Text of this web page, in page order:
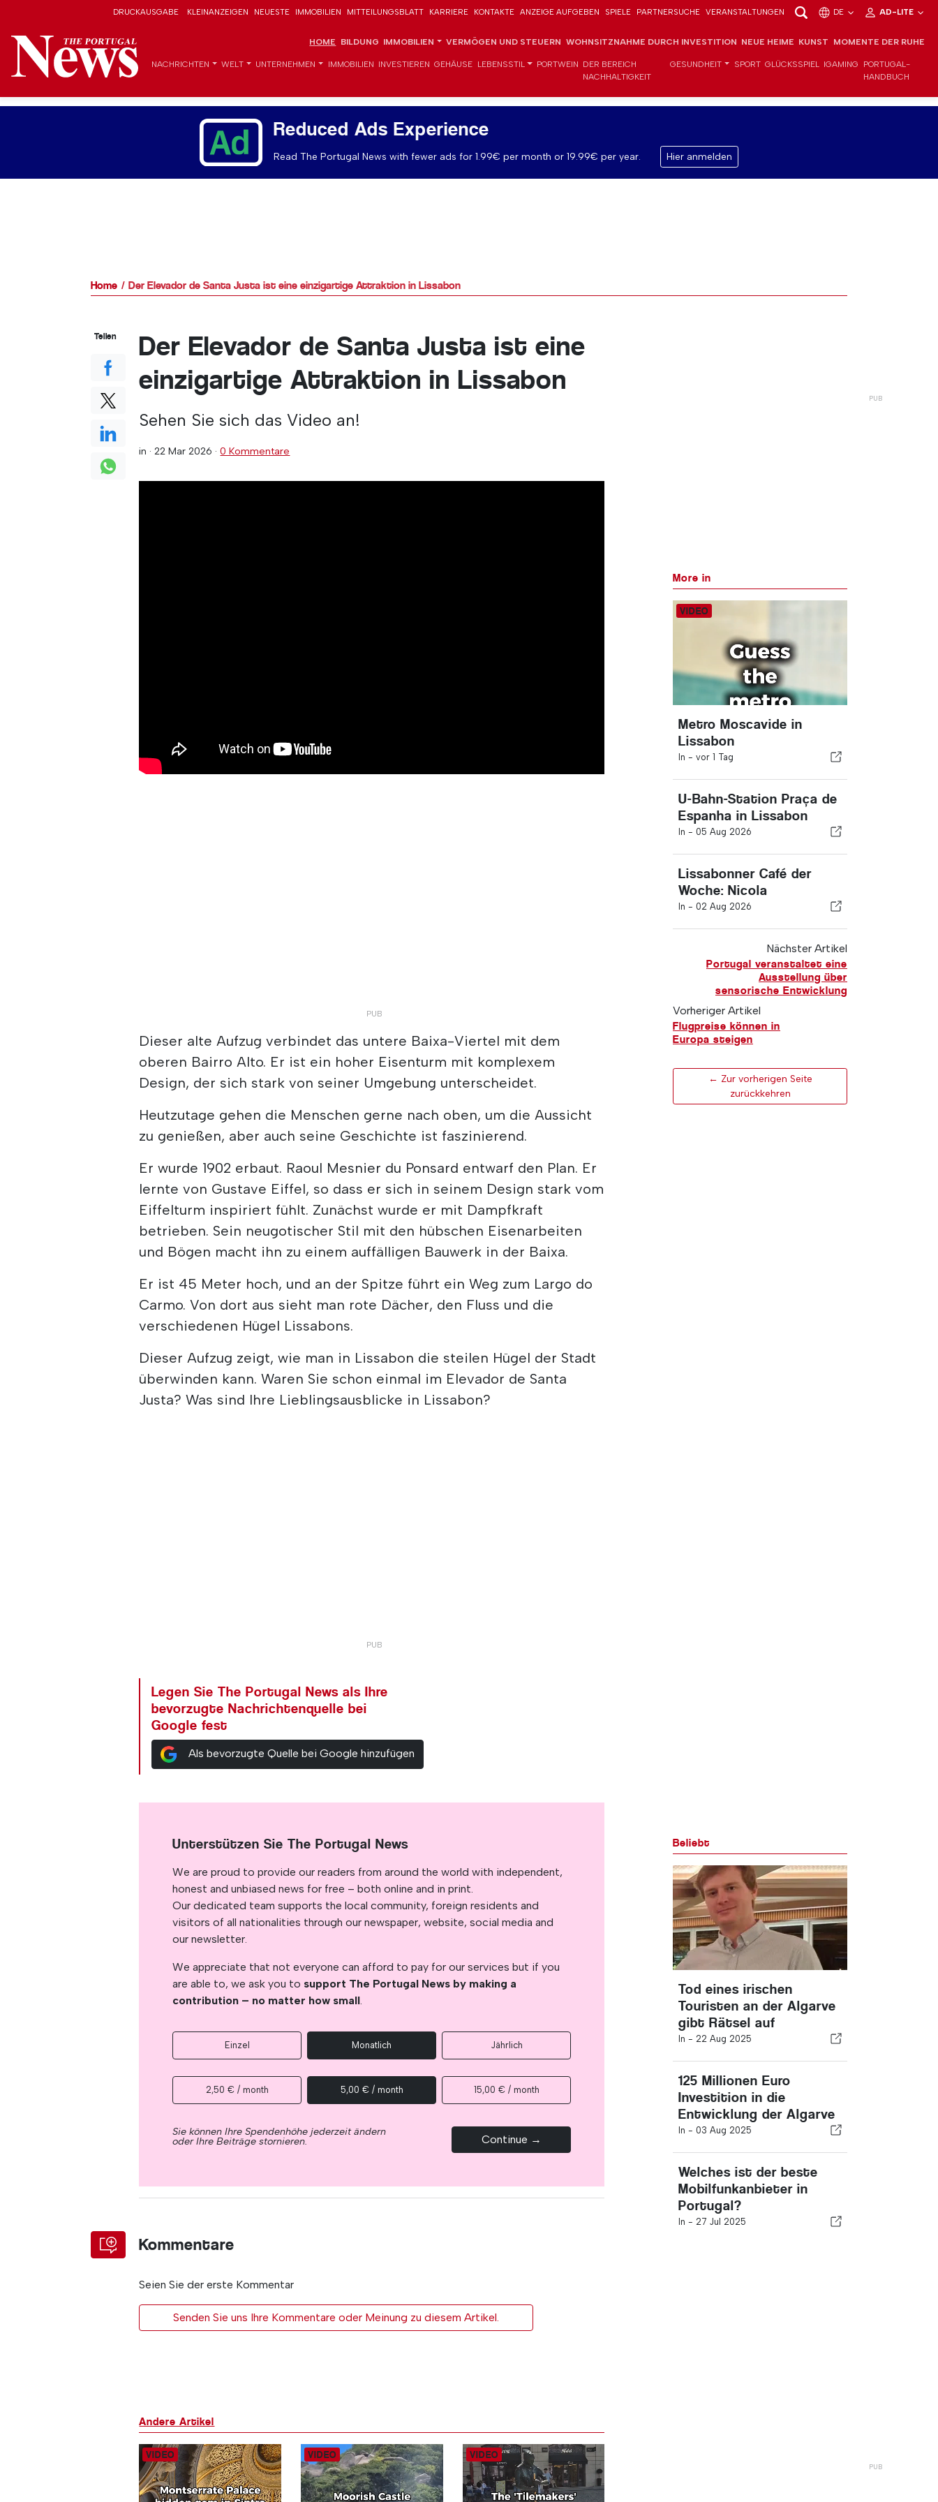
DRUCKAUSGABE KLEINANZEIGEN NEUESTE IMMOBILIEN MITTEILUNGSBLATT KARRIERE KONTAKTE ANZEIGE AUFGEBEN SPIELE PARTNERSUCHE VERANSTALTUNGEN DE AD-LITE
HOME BILDUNG IMMOBILIEN VERMÖGEN UND STEUERN WOHNSITZNAHME DURCH INVESTITION NEUE HEIME KUNST MOMENTE DER RUHE
NACHRICHTEN WELT UNTERNEHMEN IMMOBILIEN INVESTIEREN GEHÄUSE LEBENSSTIL PORTWEIN DER BEREICH
NACHHALTIGKEIT
GESUNDHEIT SPORT GLÜCKSSPIEL IGAMING
PORTUGAL-
HANDBUCH
Reduced Ads Experience
Read The Portugal News with fewer ads for 1.99€ per month or 19.99€ per year. Hier anmelden
Home Der Elevador de Santa Justa ist eine einzigartige Attraktion in Lissabon
Der Elevador de Santa Justa ist eine
einzigartige Attraktion in Lissabon
Sehen Sie sich das Video an!
in ·22 Mar 2026 ·0 Kommentare
Dieser alte Aufzug verbindet das untere Baixa-Viertel mit dem
oberen Bairro Alto. Er ist ein hoher Eisenturm mit komplexem
Design, der sich stark von seiner Umgebung unterscheidet.
Heutzutage gehen die Menschen gerne nach oben, um die Aussicht
zu genießen, aber auch seine Geschichte ist faszinierend.
Er wurde 1902 erbaut. Raoul Mesnier du Ponsard entwarf den Plan. Er
lernte von Gustave Eiffel, so dass er sich in seinem Design stark vom
Eiffelturm inspiriert fühlt. Zunächst wurde er mit Dampfkraft
betrieben. Sein neugotischer Stil mit den hübschen Eisenarbeiten
und Bögen macht ihn zu einem auffälligen Bauwerk in der Baixa.
Er ist 45 Meter hoch, und an der Spitze führt ein Weg zum Largo do
Carmo. Von dort aus sieht man rote Dächer, den Fluss und die
verschiedenen Hügel Lissabons.
Dieser Aufzug zeigt, wie man in Lissabon die steilen Hügel der Stadt
überwinden kann. Waren Sie schon einmal im Elevador de Santa
Justa? Was sind Ihre Lieblingsausblicke in Lissabon?
Legen Sie The Portugal News als Ihre
bevorzugte Nachrichtenquelle bei
Google fest
Als bevorzugte Quelle bei Google hinzufügen
Teilen
More in
Metro Moscavide in
Lissabon
In - vor 1 Tag
U-Bahn-Station Praça de
Espanha in Lissabon
In - 05 Aug 2026
Lissabonner Café der
Woche: Nicola
In - 02 Aug 2026
Nächster Artikel
Portugal veranstaltet eine
Ausstellung über
sensorische Entwicklung
Vorheriger Artikel
Flugpreise können in
Europa steigen
← Zur vorherigen Seite
zurückkehren
Unterstützen Sie The Portugal News
We are proud to provide our readers from around the world with independent,
honest and unbiased news for free – both online and in print.
Our dedicated team supports the local community, foreign residents and
visitors of all nationalities through our newspaper, website, social media and
our newsletter.
We appreciate that not everyone can afford to pay for our services but if you
are able to, we ask you to support The Portugal News by making a
contribution – no matter how small.
Einzel Monatlich Jährlich
2,50 € / month 5,00 € / month 15,00 € / month
Sie können Ihre Spendenhöhe jederzeit ändern
oder Ihre Beiträge stornieren. Continue →
Kommentare
Seien Sie der erste Kommentar
Senden Sie uns Ihre Kommentare oder Meinung zu diesem Artikel.
Beliebt
Tod eines irischen
Touristen an der Algarve
gibt Rätsel auf
In - 22 Aug 2025
125 Millionen Euro
Investition in die
Entwicklung der Algarve
In - 03 Aug 2025
Welches ist der beste
Mobilfunkanbieter in
Portugal?
In - 27 Jul 2025
Andere Artikel